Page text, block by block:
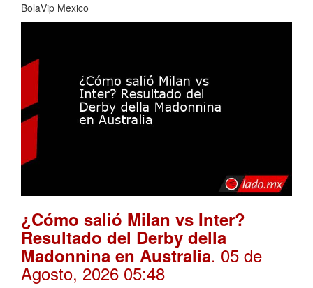
BolaVip Mexico
¿Cómo salió Milan vs Inter?
Resultado del Derby della
Madonnina en Australia. 05 de
Agosto, 2026 05:48